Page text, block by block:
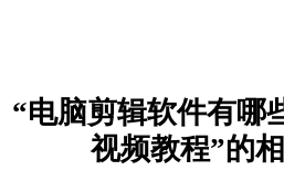
在插件上还可以和AE做联动操作。
其缺点就是Eduis的特效相对少一些，不
块，再有就是其调色功能相对较弱，能
“电脑剪辑软件有哪
视频教程”的